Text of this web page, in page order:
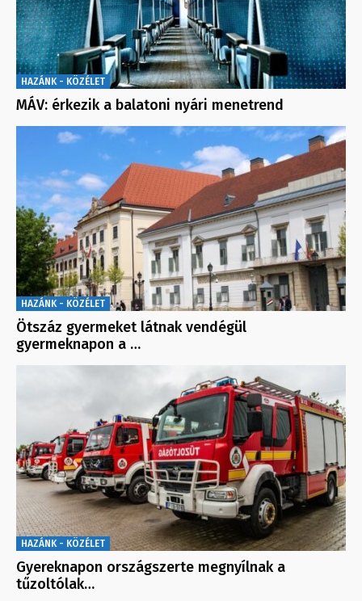
HAZÁNK - KÖZÉLET
MÁV: érkezik a balatoni nyári menetrend
HAZÁNK - KÖZÉLET
Ötszáz gyermeket látnak vendégül
gyermeknapon a …
HAZÁNK - KÖZÉLET
Gyereknapon országszerte megnyílnak a
tűzoltólak…